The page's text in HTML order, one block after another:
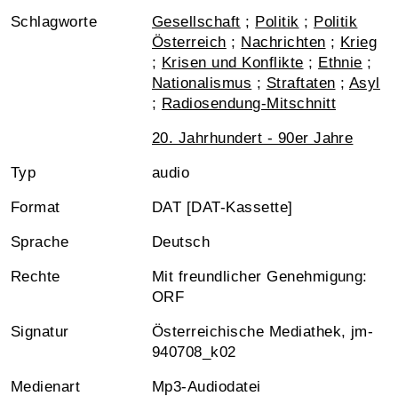
Schlagworte Gesellschaft ; Politik ; Politik
Österreich ; Nachrichten ; Krieg
; Krisen und Konflikte ; Ethnie ;
Nationalismus ; Straftaten ; Asyl
; Radiosendung-Mitschnitt
20. Jahrhundert - 90er Jahre
Typ audio
Format DAT [DAT-Kassette]
Sprache Deutsch
Rechte
Mit freundlicher Genehmigung:
ORF
Signatur
Österreichische Mediathek, jm-
940708_k02
Medienart Mp3-Audiodatei